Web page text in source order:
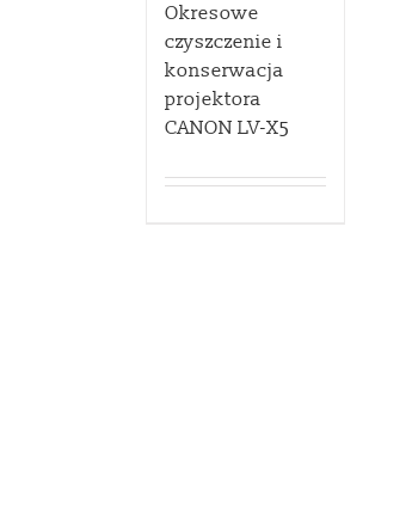
Okresowe
czyszczenie i
konserwacja
projektora
CANON LV-X5